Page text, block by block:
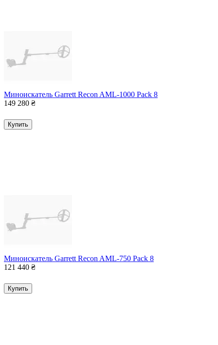
Миноискатель Garrett Recon AML-1000 Pack 8
149 280 ₴
Купить
Миноискатель Garrett Recon AML-750 Pack 8
121 440 ₴
Купить